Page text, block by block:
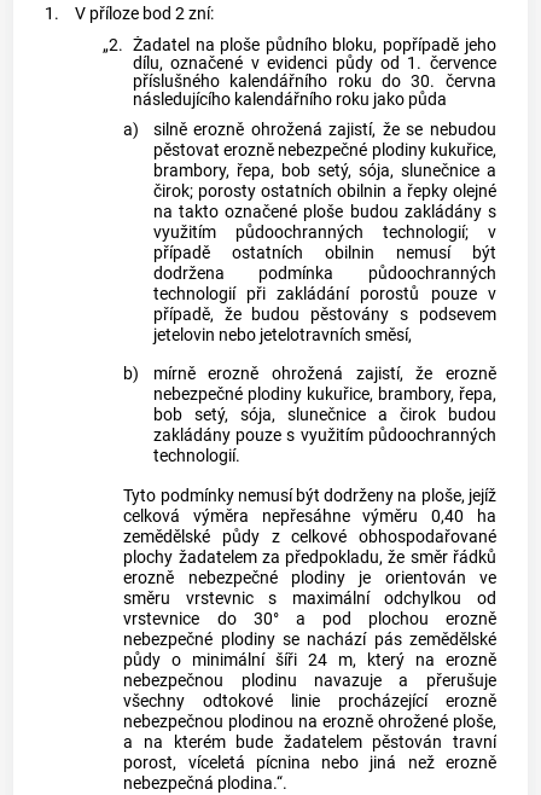
1.
V příloze bod 2 zní:
„2. Žadatel na ploše půdního bloku, popřípadě jeho
dílu, označené v evidenci půdy od 1. července
příslušného kalendářního roku do 30. června
následujícího kalendářního roku jako půda
a)
silně erozně ohrožená zajistí, že se nebudou
pěstovat erozně nebezpečné plodiny kukuřice,
brambory, řepa, bob setý, sója, slunečnice a
čirok; porosty ostatních obilnin a řepky olejné
na takto označené ploše budou zakládány s
využitím půdoochranných technologií; v
případě ostatních obilnin nemusí být
dodržena podmínka půdoochranných
technologií při zakládání porostů pouze v
případě, že budou pěstovány s podsevem
jetelovin nebo jetelotravních směsí,
b)
mírně erozně ohrožená zajistí, že erozně
nebezpečné plodiny kukuřice, brambory, řepa,
bob setý, sója, slunečnice a čirok budou
zakládány pouze s využitím půdoochranných
technologií.
Tyto podmínky nemusí být dodrženy na ploše, jejíž
celková výměra nepřesáhne výměru 0,40 ha
zemědělské půdy z celkové obhospodařované
plochy žadatelem za předpokladu, že směr řádků
erozně nebezpečné plodiny je orientován ve
směru vrstevnic s maximální odchylkou od
vrstevnice do 30° a pod plochou erozně
nebezpečné plodiny se nachází pás zemědělské
půdy o minimální šíři 24 m, který na erozně
nebezpečnou plodinu navazuje a přerušuje
všechny odtokové linie procházející erozně
nebezpečnou plodinou na erozně ohrožené ploše,
a na kterém bude žadatelem pěstován travní
porost, víceletá pícnina nebo jiná než erozně
nebezpečná plodina.“.